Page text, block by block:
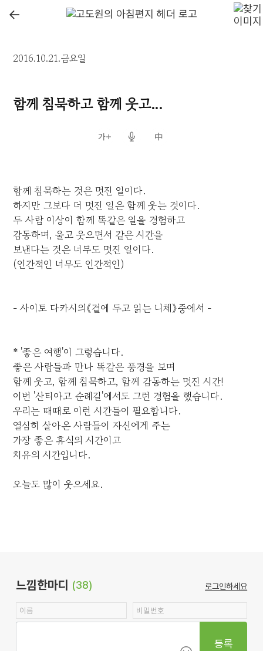
←
2016.10.21.금요일
함께 침묵하고 함께 웃고...
함께 침묵하는 것은 멋진 일이다.
하지만 그보다 더 멋진 일은 함께 웃는 것이다.
두 사람 이상이 함께 똑같은 일을 경험하고
감동하며, 울고 웃으면서 같은 시간을
보낸다는 것은 너무도 멋진 일이다.
(인간적인 너무도 인간적인)
- 사이토 다카시의《곁에 두고 읽는 니체》중에서 -
* '좋은 여행'이 그렇습니다.
좋은 사람들과 만나 똑같은 풍경을 보며
함께 웃고, 함께 침묵하고, 함께 감동하는 멋진 시간!
이번 '산티아고 순례길'에서도 그런 경험을 했습니다.
우리는 때때로 이런 시간들이 필요합니다.
열심히 살아온 사람들이 자신에게 주는
가장 좋은 휴식의 시간이고
치유의 시간입니다.
오늘도 많이 웃으세요.
느낌한마디 (38) 로그인하세요
등록